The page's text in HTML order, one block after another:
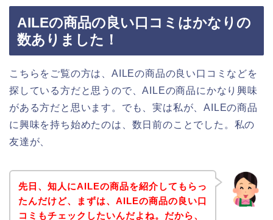
AILEの商品の良い口コミはかなりの
数ありました！
こちらをご覧の方は、AILEの商品の良い口コミなどを
探している方だと思うので、AILEの商品にかなり興味
がある方だと思います。でも、実は私が、AILEの商品
に興味を持ち始めたのは、数日前のことでした。私の
友達が、
先日、知人にAILEの商品を紹介してもらっ
たんだけど、まずは、AILEの商品の良い口
コミもチェックしたいんだよね。だから、